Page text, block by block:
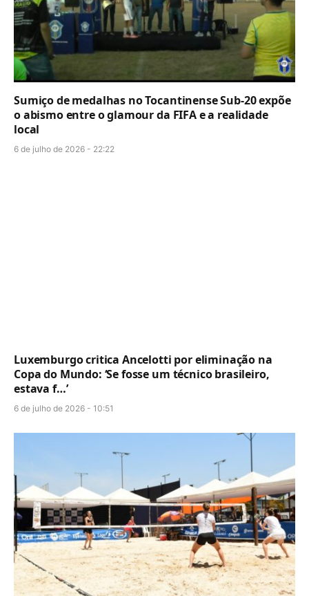
Sumiço de medalhas no Tocantinense Sub-20 expõe
o abismo entre o glamour da FIFA e a realidade
local
6 de julho de 2026 - 22:22
Luxemburgo critica Ancelotti por eliminação na
Copa do Mundo: ‘Se fosse um técnico brasileiro,
estava f…’
6 de julho de 2026 - 10:51